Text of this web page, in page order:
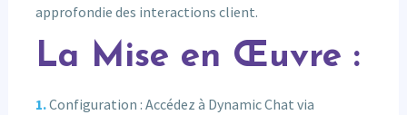
approfondie des interactions client.
La Mise en Œuvre :
Configuration : Accédez à Dynamic Chat via